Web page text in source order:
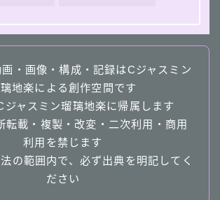
・画像・構成・記録はCジャスミン
地楽による創作空間です
ジャスミン瑠璃地楽に帰属します
転載・複製・改変・二次利用・商用
利用を禁じます
の範囲内で、必ず出典を明記してく
ださい